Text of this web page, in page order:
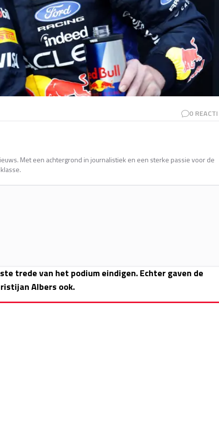
0
Met een achtergrond in journalistiek en een sterke passie voor de
trede van het podium eindigen. Echter gaven de
Albers ook.